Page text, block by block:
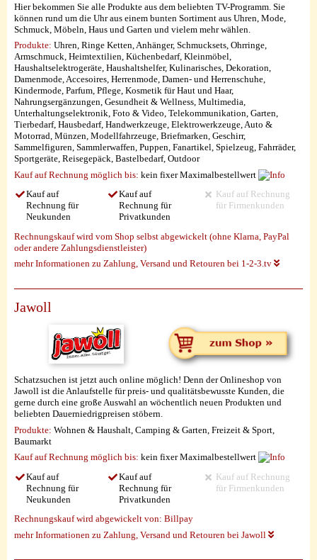
Hier bekommen Sie alle Produkte aus dem beliebten TV-Programm. Sie
können rund um die Uhr aus einem bunten Sortiment aus Uhren, Mode,
Schmuck, Möbeln, Haus und Garten und vielem mehr wählen.
Produkte: Uhren, Ringe Ketten, Anhänger, Schmucksets, Ohrringe,
Armschmuck, Heimtextilien, Küchenbedarf, Kleinmöbel,
Haushaltselektrogeräte, Haushaltshelfer, Kulinarisches, Dekoration,
Damenmode, Accesoires, Herrenmode, Damen- und Herrenschuhe,
Kindermode, Parfum, Pflege, Kosmetik für Haut und Haar,
Nahrungsergänzungen, Gesundheit & Wellness, Multimedia,
Unterhaltungselektronik, Foto & Video, Telekommunikation, Garten,
Tierbedarf, Hausbedarf, Handwerkzeuge, Elektrowerkzeuge, Auto &
Motorrad, Münzen, Modellfahrzeuge, Briefmarken, Geschirr,
Sammelfiguren, Sammlerwaffen, Puppen, Fanartikel, Spielzeug, Fahrräder,
Sportgeräte, Reisegepäck, Bastelbedarf, Outdoor
Kauf auf Rechnung möglich bis: kein fixer Maximalbestellwert
Kauf auf
Rechnung für
Neukunden
Kauf auf
Rechnung für
Privatkunden
Kauf auf Rechnung
für Firmenkunden
Rechnungskauf wird vom Shop selbst abgewickelt (ohne Klarna, PayPal
oder andere Zahlungsdienstleister)
mehr Informationen zu Zahlung, Versand und Retouren bei 1-2-3.tv
Jawoll
Schatzsuchen ist jetzt auch online möglich! Denn der Onlineshop von
Jawoll ist die Anlaufstelle für preis- und qualitätsbewusste Kunden, die
gerne durch eine große Auswahl an wöchentlich neuen Produkten und
beliebten Dauerniedrigpreisen stöbern.
Produkte: Wohnen & Haushalt, Camping & Garten, Freizeit & Sport,
Baumarkt
Kauf auf Rechnung möglich bis: kein fixer Maximalbestellwert
Kauf auf
Rechnung für
Neukunden
Kauf auf
Rechnung für
Privatkunden
Kauf auf Rechnung
für Firmenkunden
Rechnungskauf wird abgewickelt von: Billpay
mehr Informationen zu Zahlung, Versand und Retouren bei Jawoll